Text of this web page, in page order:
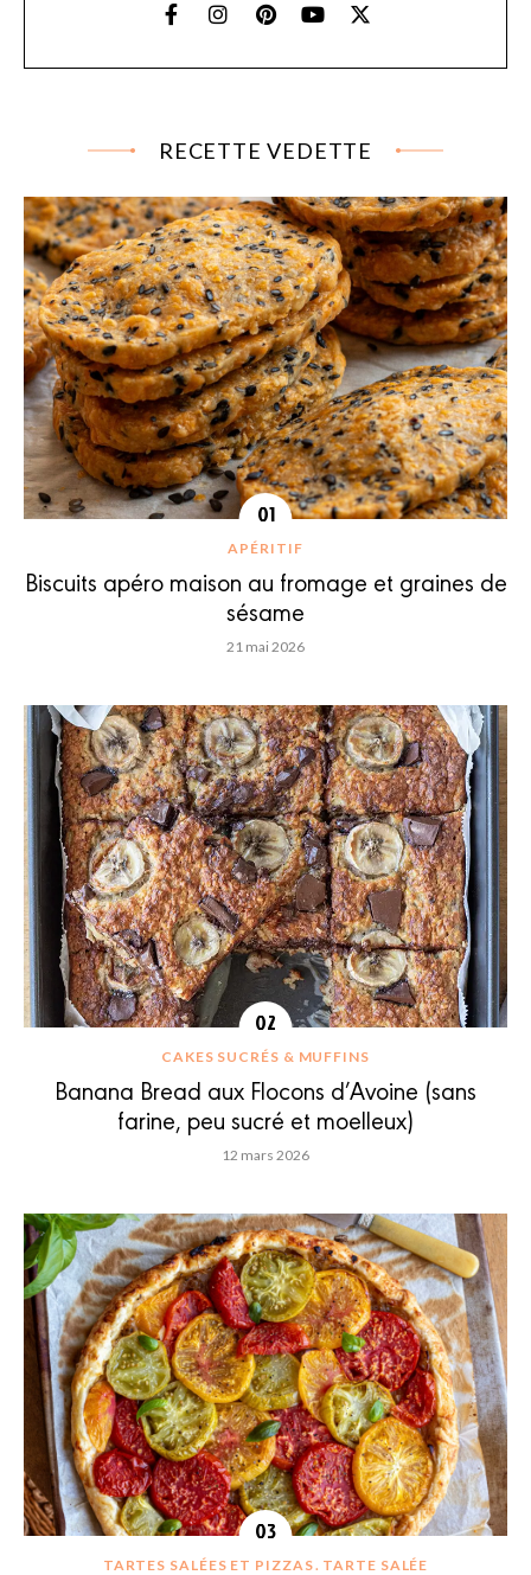
RECETTE VEDETTE
APÉRITIF
Biscuits apéro maison au fromage et graines de
sésame
21 mai 2026
CAKES SUCRÉS & MUFFINS
Banana Bread aux Flocons d’Avoine (sans
farine, peu sucré et moelleux)
12 mars 2026
TARTES SALÉES ET PIZZAS TARTE SALÉE